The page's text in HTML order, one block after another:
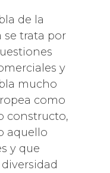
de la
se trata por
y
mucho
como
constructo,
aquello
y que